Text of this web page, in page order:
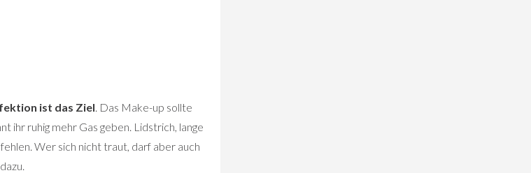
ist das Ziel. Das Make-up sollte
ihr ruhig mehr Gas geben. Lidstrich, lange
Wer sich nicht traut, darf aber auch